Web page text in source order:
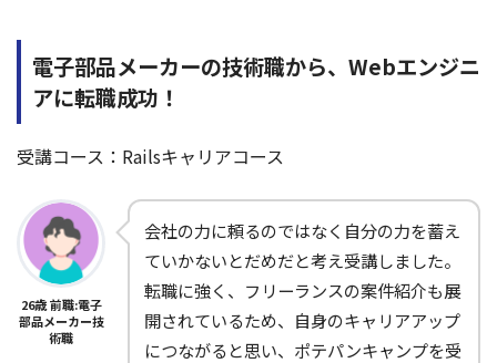
電子部品メーカーの技術職から、Webエンジニ
アに転職成功！
受講コース：Railsキャリアコース
26歳 前職:電子
部品メーカー技
術職
会社の力に頼るのではなく自分の力を蓄え
ていかないとだめだと考え受講しました。
転職に強く、フリーランスの案件紹介も展
開されているため、自身のキャリアアップ
につながると思い、ポテパンキャンプを受